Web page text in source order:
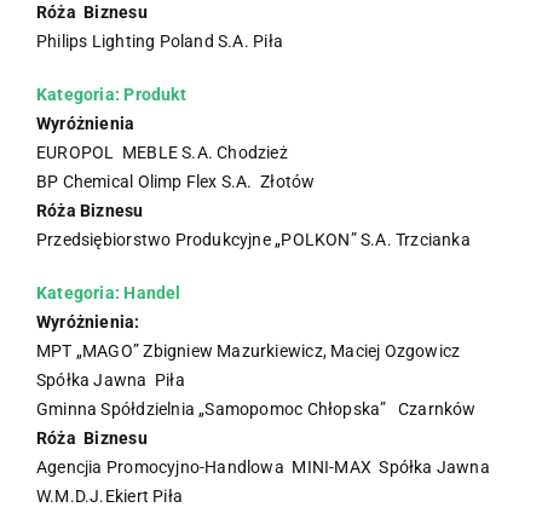
Róża Biznesu
Philips Lighting Poland S.A. Piła
Kategoria: Produkt
Wyróżnienia
EUROPOL MEBLE S.A. Chodzież
BP Chemical Olimp Flex S.A. Złotów
Róża Biznesu
Przedsiębiorstwo Produkcyjne „POLKON” S.A. Trzcianka
Kategoria: Handel
Wyróżnienia:
MPT „MAGO” Zbigniew Mazurkiewicz, Maciej Ozgowicz
Spółka Jawna Piła
Gminna Spółdzielnia „Samopomoc Chłopska” Czarnków
Róża Biznesu
Agencjia Promocyjno-Handlowa MINI-MAX Spółka Jawna
W.M.D.J.Ekiert Piła